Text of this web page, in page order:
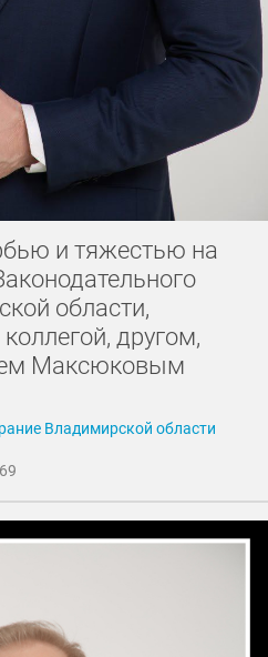
и тяжестью на
области,
другом,
Максюковым
Владимирской области